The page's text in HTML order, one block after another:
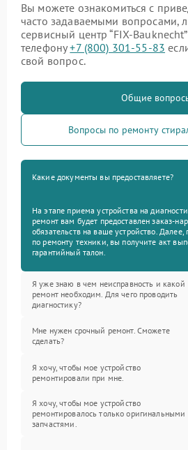
Вы можете ознакомиться с
часто задаваемыми вопросами,
сервисный центр “FIX-
телефону+7 (800) 301-55-83
свой вопрос.
Общие
Вопросы по ремонту
Какие документы вы предоставляете?
На этапе приема устройства на
ремонт вам будет предоставлен заказ-
обязательств на ваше устройство.
по ремонту техники, вы получите акт
гарантийный талон.
Я уже знаю в чем неисправность и какой
ремонт необходим. Для чего проводить
диагностику?
Мне нужен срочный ремонт. Сможете
сделать?
Я хочу, чтобы мое устройство
ремонтировали при мне.
Я хочу, чтобы мое устройство
ремонтировалось только оригинальными
запчастями.